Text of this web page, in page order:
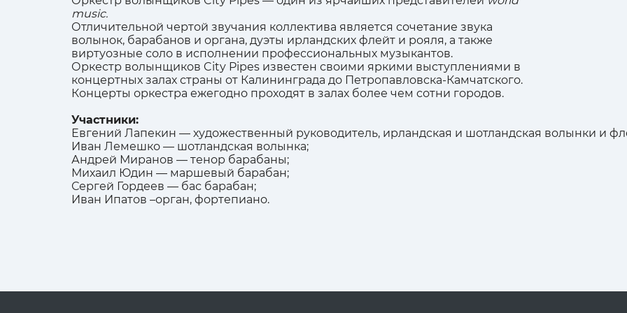
music.
Отличительной чертой звучания коллектива является сочетание звука
волынок, барабанов и органа, дуэты ирландских флейт и рояля, а также
виртуозные соло в исполнении профессиональных музыкантов.
Оркестр волынщиков City Pipes известен своими яркими выступлениями в
концертных залах страны от Калининграда до Петропавловска-Камчатского.
Концерты оркестра ежегодно проходят в залах более чем сотни городов.
Участники:
Евгений Лапекин — художественный руководитель, ирландская и шотландская волынки и
Иван Лемешко — шотландская волынка;
Андрей Миранов — тенор барабаны;
Михаил Юдин — маршевый барабан;
Сергей Гордеев — бас барабан;
Иван Ипатов –орган, фортепиано.